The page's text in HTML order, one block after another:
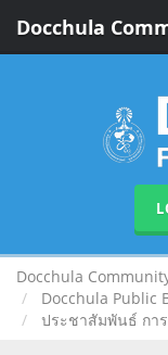
Docchula
Docchula
Docchula Public
ประชาสัมพันธ์ กา